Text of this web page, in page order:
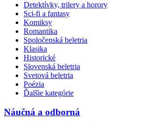
Detektívky, trilery a horory
Sci-fi a fantasy
Komiksy
Romantika
Spoločenská beletria
Klasika
Historické
Slovenská beletria
Svetová beletria
Poézia
Ďalšie kategórie
Náučná a odborná